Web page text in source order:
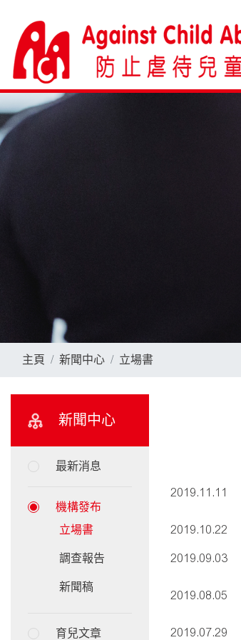
主頁 新聞中心 立場書
新聞中心
最新消息
機構發布
立場書
調查報告
新聞稿
育兒文章
2019.11.11
2019.10.22
2019.09.03
2019.08.05
2019.07.29